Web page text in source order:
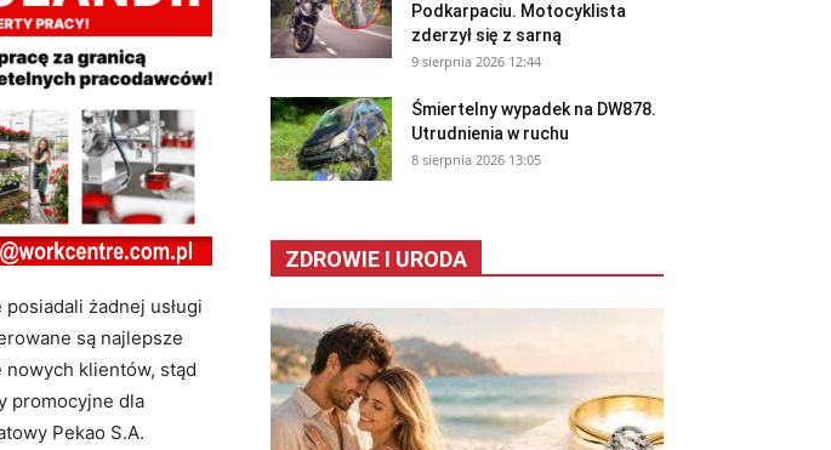
żadnej usługi
są najlepsze
nowych klientów, stąd
promocyjne dla
Pekao S.A.
Podkarpaciu. Motocyklista
zderzył się z sarną
9 sierpnia 2026 12:44
Śmiertelny wypadek na DW878.
Utrudnienia w ruchu
8 sierpnia 2026 13:05
ZDROWIE I URODA